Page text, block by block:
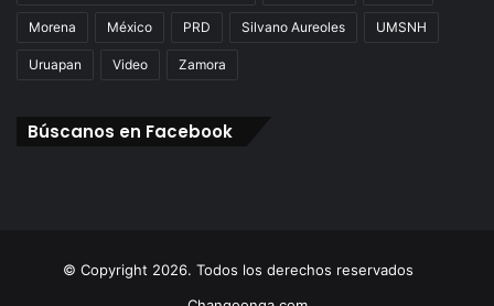
Morena México PRD Silvano Aureoles UMSNH
Uruapan Video Zamora
Búscanos en Facebook
© Copyright 2026. Todos los derechos reservados